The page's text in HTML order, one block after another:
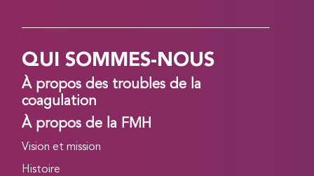
QUI SOMMES-NOUS
À propos des troubles de la
coagulation
À propos de la FMH
Vision et mission
Histoire